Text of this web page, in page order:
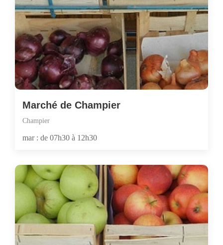
Marché de Champier
Champier
mar : de 07h30 à 12h30